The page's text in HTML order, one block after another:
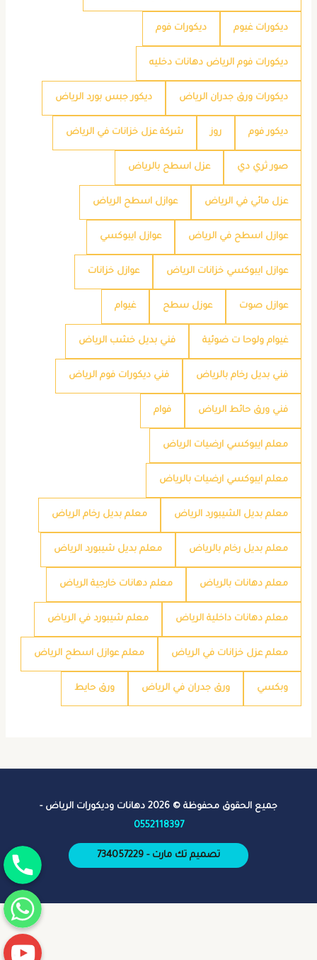
ديكورات غيوم ديكورات فوم
ديكورات فوم الرياض دهانات دخليه
ديكورات ورق جدران الرياض ديكور جبس بورد الرياض
ديكور فوم روز شركة عزل خزانات في الرياض
صور ثري دي عزل اسطح بالرياض
عزل مائي في الرياض عوازل اسطح الرياض
عوازل اسطح في الرياض عوازل ايبوكسي
عوازل ايبوكسي خزانات الرياض عوازل خزانات
عوازل صوت عوزل سطح غيوام
غيوام ولوحا ت ضوئية فني بديل خشب الرياض
فني بديل رخام بالرياض فني ديكورات فوم الرياض
فني ورق حائط الرياض فوام
معلم ايبوكسي ارضيات الرياض
معلم ايبوكسي ارضيات بالرياض
معلم بديل الشيبورد الرياض معلم بديل رخام الرياض
معلم بديل رخام بالرياض معلم بديل شيبورد الرياض
معلم دهانات بالرياض معلم دهانات خارجية الرياض
معلم دهانات داخلية الرياض معلم شيبورد في الرياض
معلم عزل خزانات في الرياض معلم عوازل اسطح الرياض
وبكسي ورق جدران في الرياض ورق حايط
جميع الحقوق محفوظة © 2026 دهانات وديكورات الرياض -
0552118397
تصميم تك مارت - 734057229
جوال
واتساب
يوتيوب